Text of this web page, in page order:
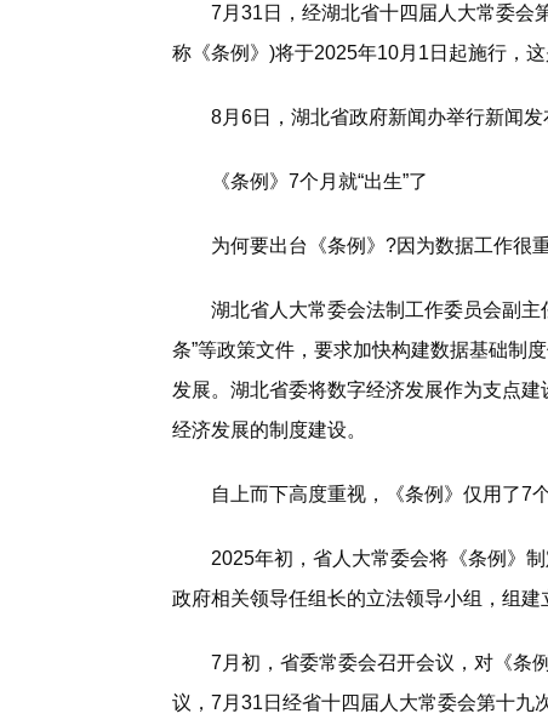
7月31日，经湖北省十四届人大常委会
称《条例》)将于2025年10月1日起施行，
8月6日，湖北省政府新闻办举行新闻发
《条例》7个月就“出生”了
为何要出台《条例》?因为数据工作很重
湖北省人大常委会法制工作委员会副主
条”等政策文件，要求加快构建数据基础制
发展。湖北省委将数字经济发展作为支点
经济发展的制度建设。
自上而下高度重视，《条例》仅用了7
2025年初，省人大常委会将《条例》制
政府相关领导任组长的立法领导小组，组建
7月初，省委常委会召开会议，对《条例
议，7月31日经省十四届人大常委会第十九